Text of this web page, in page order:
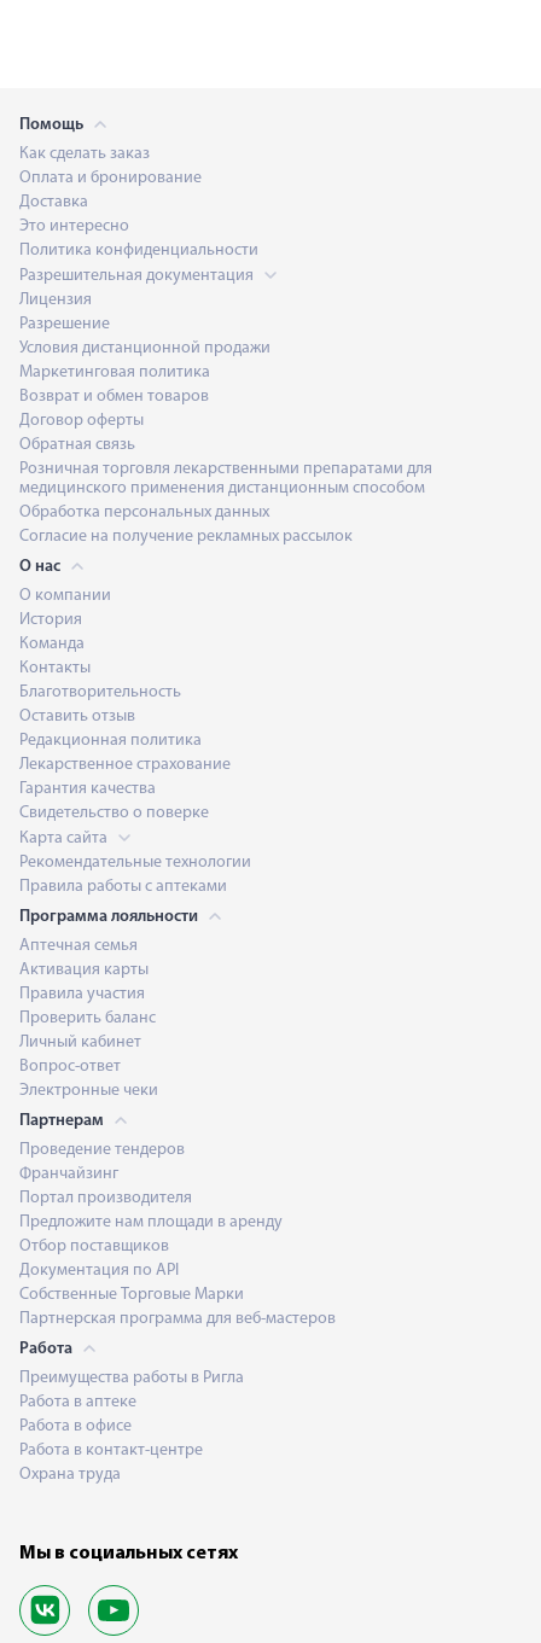
Помощь
Как сделать заказ
Оплата и бронирование
Доставка
Это интересно
Политика конфиденциальности
Разрешительная документация
Лицензия
Разрешение
Условия дистанционной продажи
Маркетинговая политика
Возврат и обмен товаров
Договор оферты
Обратная связь
Розничная торговля лекарственными препаратами для
медицинского применения дистанционным способом
Обработка персональных данных
Согласие на получение рекламных рассылок
О нас
О компании
История
Команда
Контакты
Благотворительность
Оставить отзыв
Редакционная политика
Лекарственное страхование
Гарантия качества
Свидетельство о поверке
Карта сайта
Рекомендательные технологии
Правила работы с аптеками
Программа лояльности
Аптечная семья
Активация карты
Правила участия
Проверить баланс
Личный кабинет
Вопрос-ответ
Электронные чеки
Партнерам
Проведение тендеров
Франчайзинг
Портал производителя
Предложите нам площади в аренду
Отбор поставщиков
Документация по API
Собственные Торговые Марки
Партнерская программа для веб-мастеров
Работа
Преимущества работы в Ригла
Работа в аптеке
Работа в офисе
Работа в контакт-центре
Охрана труда
Мы в социальных сетях